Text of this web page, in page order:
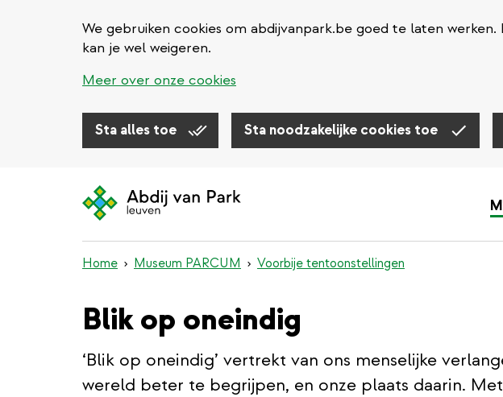
We gebruiken cookies om abdijvanpark.be goed te laten
kan je wel weigeren.
Meer over onze cookies
Sta alles toe Sta noodzakelijke cookies toe
Home Museum PARCUM Voorbije tentoonstellingen
Blik op oneindig
‘Blik op oneindig’ vertrekt van ons menselijke
wereld beter te begrijpen, en onze plaats daarin.